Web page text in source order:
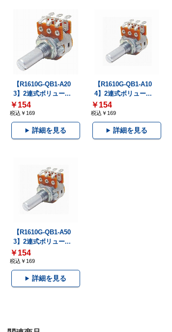
【R1610G-QB1-A20
3】2連式ボリュー...
￥154
税込￥169
詳細を見る
【R1610G-QB1-A10
4】2連式ボリュー...
￥154
税込￥169
詳細を見る
【R1610G-QB1-A50
3】2連式ボリュー...
￥154
税込￥169
詳細を見る